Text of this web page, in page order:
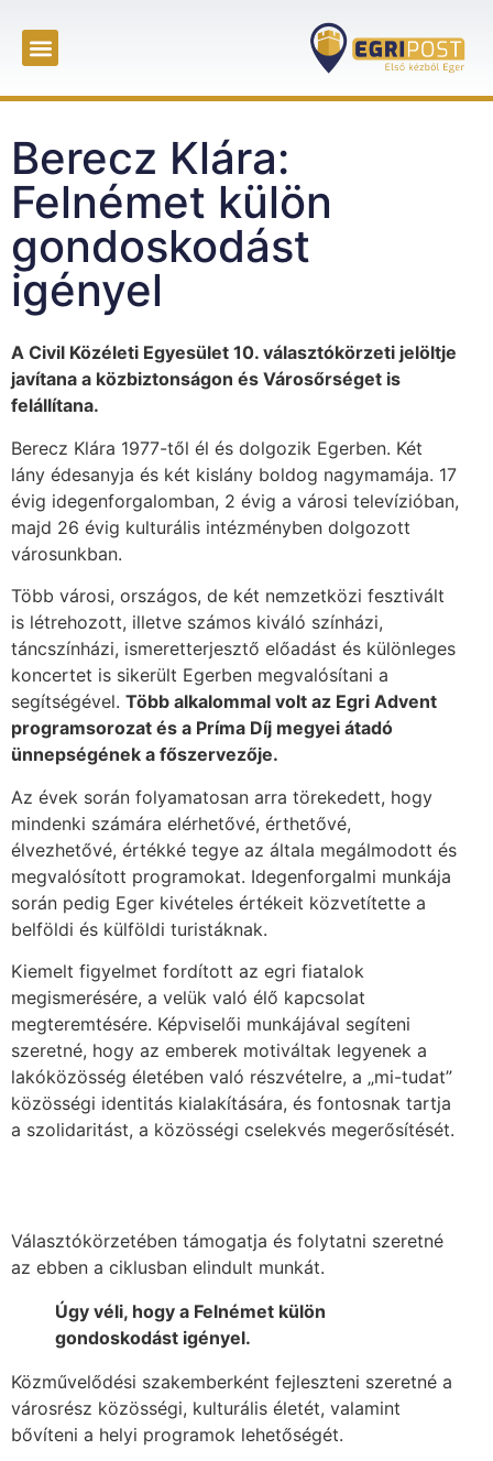
Berecz Klára:
Felnémet külön
gondoskodást
igényel
A Civil Közéleti Egyesület 10. választókörzeti jelöltje
javítana a közbiztonságon és Városőrséget is
felállítana.
Berecz Klára 1977-től él és dolgozik Egerben. Két
lány édesanyja és két kislány boldog nagymamája. 17
évig idegenforgalomban, 2 évig a városi televízióban,
majd 26 évig kulturális intézményben dolgozott
városunkban.
Több városi, országos, de két nemzetközi fesztivált
is létrehozott, illetve számos kiváló színházi,
táncszínházi, ismeretterjesztő előadást és különleges
koncertet is sikerült Egerben megvalósítani a
segítségével. Több alkalommal volt az Egri Advent
programsorozat és a Príma Díj megyei átadó
ünnepségének a főszervezője.
Az évek során folyamatosan arra törekedett, hogy
mindenki számára elérhetővé, érthetővé,
élvezhetővé, értékké tegye az általa megálmodott és
megvalósított programokat. Idegenforgalmi munkája
során pedig Eger kivételes értékeit közvetítette a
belföldi és külföldi turistáknak.
Kiemelt figyelmet fordított az egri fiatalok
megismerésére, a velük való élő kapcsolat
megteremtésére. Képviselői munkájával segíteni
szeretné, hogy az emberek motiváltak legyenek a
lakóközösség életében való részvételre, a „mi-tudat”
közösségi identitás kialakítására, és fontosnak tartja
a szolidaritást, a közösségi cselekvés megerősítését.
Választókörzetében támogatja és folytatni szeretné
az ebben a ciklusban elindult munkát.
Úgy véli, hogy a Felnémet külön
gondoskodást igényel.
Közművelődési szakemberként fejleszteni szeretné a
városrész közösségi, kulturális életét, valamint
bővíteni a helyi programok lehetőségét.